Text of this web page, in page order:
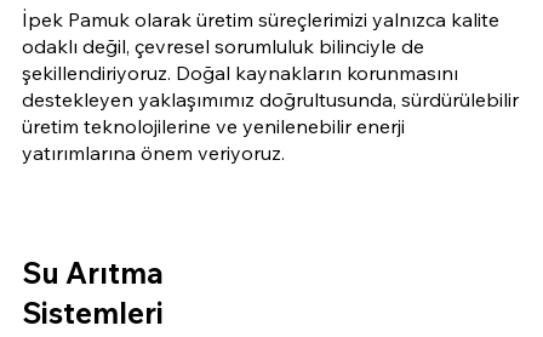
İpek Pamuk olarak üretim süreçlerimizi yalnızca kalite
odaklı değil, çevresel sorumluluk bilinciyle de
şekillendiriyoruz. Doğal kaynakların korunmasını
destekleyen yaklaşımımız doğrultusunda, sürdürülebilir
üretim teknolojilerine ve yenilenebilir enerji
yatırımlarına önem veriyoruz.
Su Arıtma
Sistemleri